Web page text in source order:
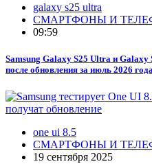
galaxy s25 ultra
СМАРТФОНЫ И
09:59
Samsung Galaxy S25 Ultra и Galaxy
после обновления за июль 2026
one ui 8.5
СМАРТФОНЫ И
19 сентября 2025